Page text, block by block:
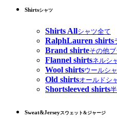
Shirtsシャツ
Shirts Allシャツ全て
RalphLauren shirts
Brand shirteその他
Flannel shirtsネルシ
Wool shirtsウールシ
Old shirtsオールドシ
Shortsleeved shirts
Sweat&Jerseyスウェット&ジャージ